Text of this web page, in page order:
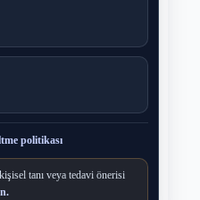
politikası
tanı veya tedavi önerisi